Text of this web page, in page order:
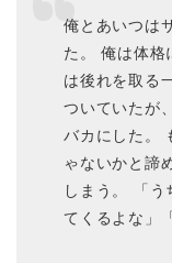
俺とあいつは
た。 俺は体格
は後れを取る
ついていたが
バカにした。
ゃないかと諦
しまう。 「
てくるよな」